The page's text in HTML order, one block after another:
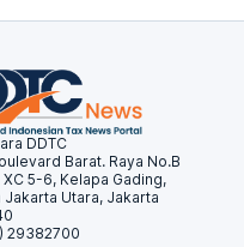
DDTC
Barat. Raya No.B
XC 5-6, Kelapa Gading,
Jakarta Utara, Jakarta
29382700